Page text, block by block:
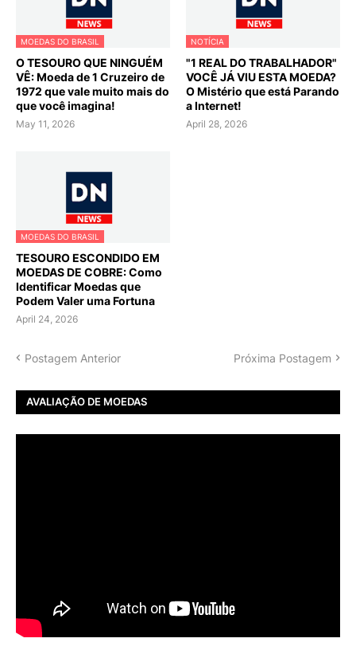
MOEDAS DO BRASIL
O TESOURO QUE NINGUÉM
VÊ: Moeda de 1 Cruzeiro de
1972 que vale muito mais do
que você imagina!
May 11, 2026
NOTÍCIA
"1 REAL DO TRABALHADOR"
VOCÊ JÁ VIU ESTA MOEDA?
O Mistério que está Parando
a Internet!
April 28, 2026
MOEDAS DO BRASIL
TESOURO ESCONDIDO EM
MOEDAS DE COBRE: Como
Identificar Moedas que
Podem Valer uma Fortuna
April 24, 2026
Postagem Anterior Próxima Postagem
AVALIAÇÃO DE MOEDAS